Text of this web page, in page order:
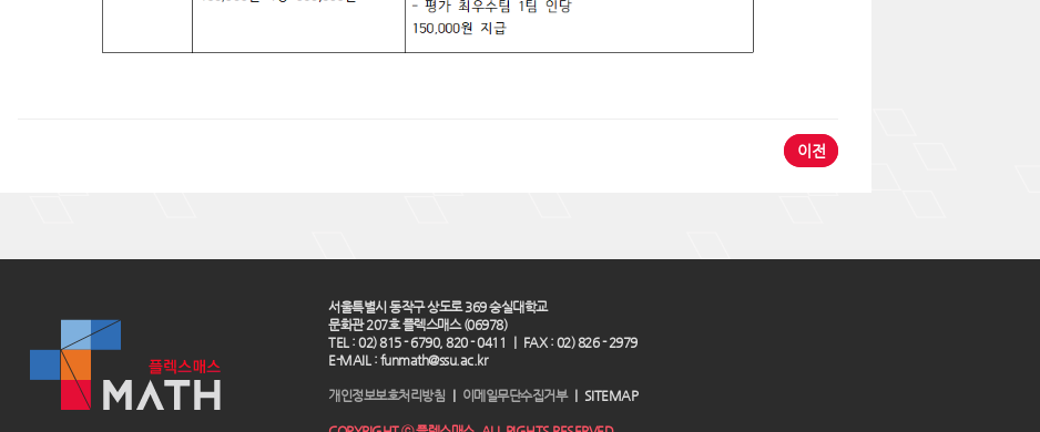
이전
서울특별시 동작구 상도로 369 숭실대학교
문화관 207호 플렉스매스 (06978)
TEL : 02) 815 - 6790, 820 - 0411 ｜ FAX : 02) 826 - 2979
E-MAIL : funmath@ssu.ac.kr
개인정보보호처리방침 ｜ 이메일무단수집거부｜ SITEMAP